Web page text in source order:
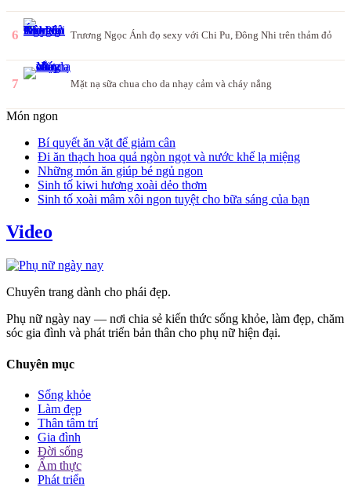
6 Trương Ngọc Ánh đọ sexy với Chi Pu, Đông Nhi trên thảm đỏ
7 Mặt nạ sữa chua cho da nhạy cảm và cháy nắng
Món ngon
Bí quyết ăn vặt để giảm cân
Đi ăn thạch hoa quả ngòn ngọt và nước khế lạ miệng
Những món ăn giúp bé ngủ ngon
Sinh tố kiwi hương xoài dẻo thơm
Sinh tố xoài mâm xôi ngon tuyệt cho bữa sáng của bạn
Video
Chuyên trang dành cho phái đẹp.
Phụ nữ ngày nay — nơi chia sẻ kiến thức sống khỏe, làm đẹp, chăm
sóc gia đình và phát triển bản thân cho phụ nữ hiện đại.
Chuyên mục
Sống khỏe
Làm đẹp
Thân tâm trí
Gia đình
Đời sống
Ẩm thực
Phát triển